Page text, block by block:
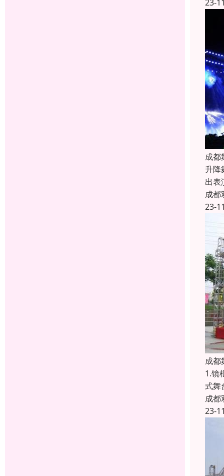
23-
成都
升降
出表
成都
23-
成都
1.镜
式舞
成都
23-